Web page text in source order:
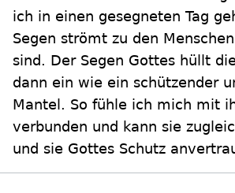
ich in einen gesegneten Tag
Segen strömt zu den
sind. Der Segen Gottes hüllt
dann ein wie ein schützender
Mantel. So fühle ich mich mit
verbunden und kann sie
und sie Gottes Schutz